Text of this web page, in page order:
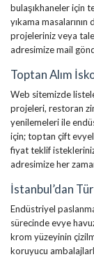
bulaşıkhaneler için
yıkama
projeleriniz veya
adresimize mail
Toptan Alım
Web sitemizde
projeleri, restoran
yenilemeleri ile
için; toptan çift
fiyat teklif
adresimize her
İstanbul’dan
Endüstriyel
sürecinde evye
krom yüzeyinin
koruyucu